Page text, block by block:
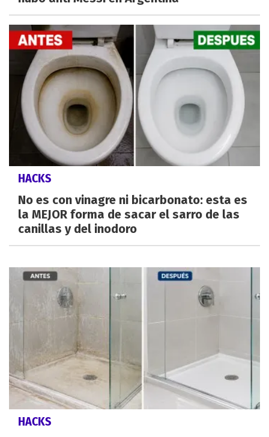
HACKS
No es con vinagre ni bicarbonato: esta es
la MEJOR forma de sacar el sarro de las
canillas y del inodoro
HACKS